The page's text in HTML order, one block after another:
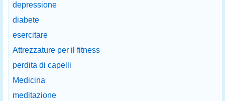
depressione
diabete
esercitare
Attrezzature per il fitness
perdita di capelli
Medicina
meditazione